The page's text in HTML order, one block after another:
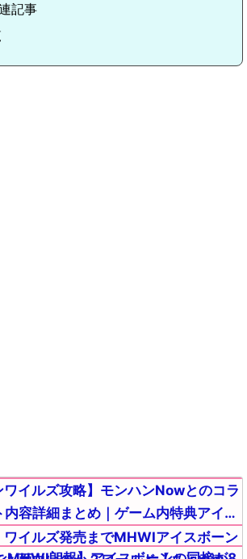
記事
ワイルズ攻略】モンハンNowとのコラ
容詳細まとめ｜ゲーム内特典アイテ
ンスターハンターMHWildsまとめ】
ワイルズ発売までMHWIアイスボーン